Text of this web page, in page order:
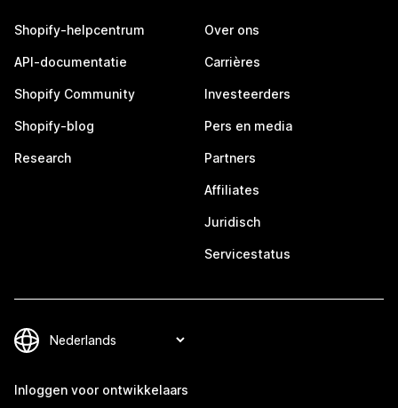
Shopify-helpcentrum
API-documentatie
Shopify Community
Shopify-blog
Research
Over ons
Carrières
Investeerders
Pers en media
Partners
Affiliates
Juridisch
Servicestatus
Inloggen voor ontwikkelaars